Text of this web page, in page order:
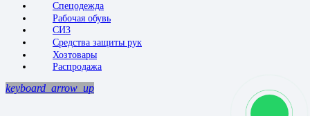
Спецодежда
Рабочая обувь
СИЗ
Средства защиты рук
Хозтовары
Распродажа
keyboard_arrow_up